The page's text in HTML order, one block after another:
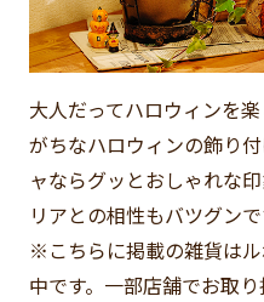
大人だってハロウィンを
がちなハロウィンの飾り
ャならグッとおしゃれな
リアとの相性もバツグン
※こちらに掲載の雑貨は
中です。一部店舗でお取